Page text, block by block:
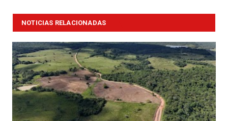
NOTICIAS RELACIONADAS